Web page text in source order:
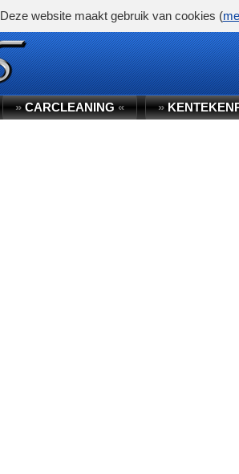
»CARCLEANING« »
Deze website maakt gebruik van cookies (